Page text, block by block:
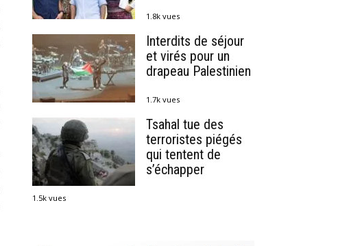
1.8k vues
Interdits de séjour
et virés pour un
drapeau Palestinien
1.7k vues
Tsahal tue des
terroristes piégés
qui tentent de
s’échapper
1.5k vues